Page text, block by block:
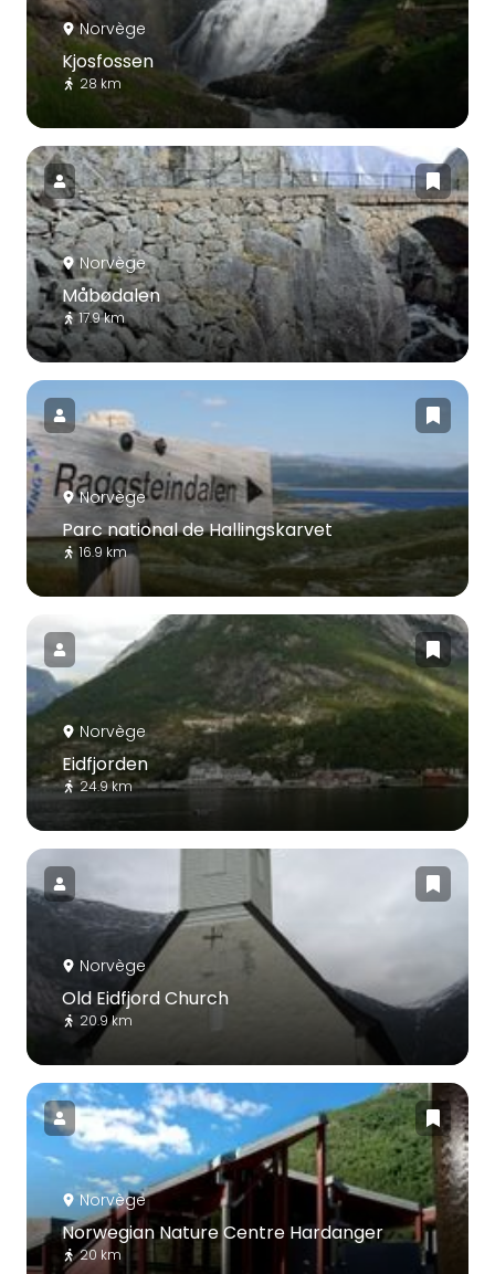
Norvège
Kjosfossen
28 km
Norvège
Måbødalen
17.9 km
Norvège
Parc national de Hallingskarvet
16.9 km
Norvège
Eidfjorden
24.9 km
Norvège
Old Eidfjord Church
20.9 km
Norvège
Norwegian Nature Centre Hardanger
20 km